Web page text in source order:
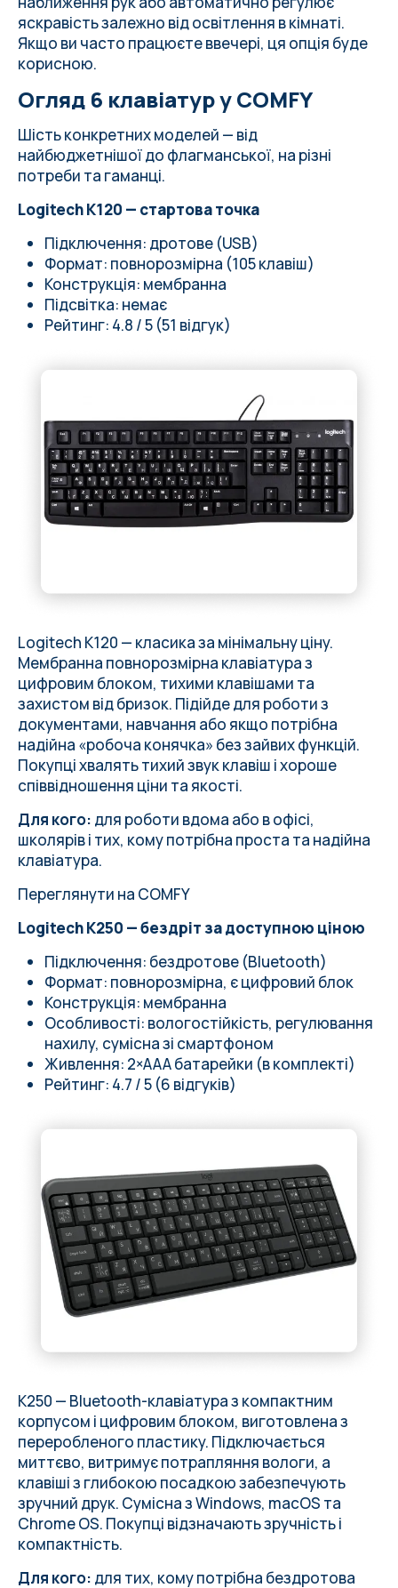
яскравість залежно від освітлення в кімнаті.
Якщо ви часто працюєте ввечері, ця опція буде
корисною.
Огляд 6 клавіатур у COMFY
Шість конкретних моделей — від
найбюджетнішої до флагманської, на різні
потреби та гаманці.
Logitech K120 — стартова точка
Підключення: дротове (USB)
Формат: повнорозмірна (105 клавіш)
Конструкція: мембранна
Підсвітка: немає
Рейтинг: 4.8 / 5 (51 відгук)
Logitech K120 — класика за мінімальну ціну.
Мембранна повнорозмірна клавіатура з
цифровим блоком, тихими клавішами та
захистом від бризок. Підійде для роботи з
документами, навчання або якщо потрібна
надійна «робоча конячка» без зайвих функцій.
Покупці хвалять тихий звук клавіш і хороше
співвідношення ціни та якості.
Для кого: для роботи вдома або в офісі,
школярів і тих, кому потрібна проста та надійна
клавіатура.
Переглянути на COMFY
Logitech K250 — бездріт за доступною ціною
Підключення: бездротове (Bluetooth)
Формат: повнорозмірна, є цифровий блок
Конструкція: мембранна
Особливості: вологостійкість, регулювання
нахилу, сумісна зі смартфоном
Живлення: 2×AAA батарейки (в комплекті)
Рейтинг: 4.7 / 5 (6 відгуків)
K250 — Bluetooth-клавіатура з компактним
корпусом і цифровим блоком, виготовлена з
переробленого пластику. Підключається
миттєво, витримує потрапляння вологи, а
клавіші з глибокою посадкою забезпечують
зручний друк. Сумісна з Windows, macOS та
Chrome OS. Покупці відзначають зручність і
компактність.
Для кого: для тих, кому потрібна бездротова